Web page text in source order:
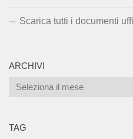
Scarica tutti i documenti
ARCHIVI
Archivi
TAG